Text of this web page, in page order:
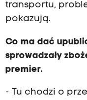
transportu,
pokazują.
Co ma dać
sprowadzały
premier.
- Tu chodzi o